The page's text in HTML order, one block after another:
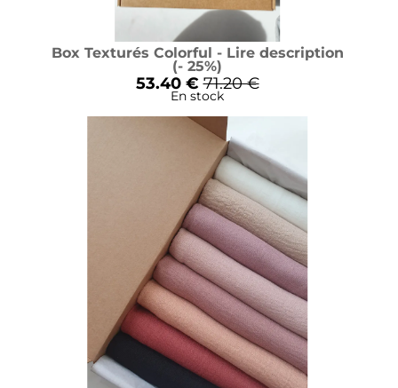
Box Texturés Colorful - Lire description
(- 25%)
53.40 € 71.20 €
En stock